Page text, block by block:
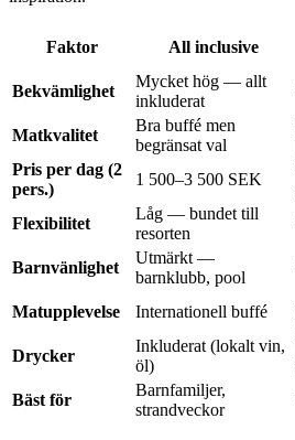
Faktor All inclusive
Bekvämlighet
Mycket hög — allt
inkluderat
Matkvalitet
Bra buffé men
begränsat val
Pris per dag (2
pers.)
1 500–3 500 SEK
Flexibilitet
Låg — bundet till
resorten
Barnvänlighet
Utmärkt —
barnklubb, pool
Matupplevelse Internationell buffé
Drycker
Inkluderat (lokalt vin,
öl)
Bäst för
Barnfamiljer,
strandveckor